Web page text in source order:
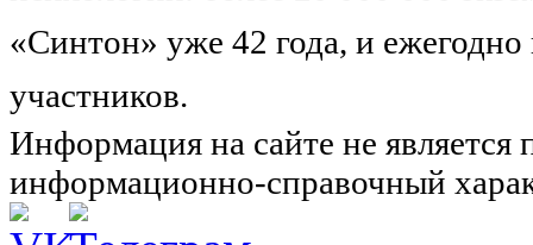
«Синтон» уже 42 года, и
участников.
Информация на сайте не
информационно-справочный